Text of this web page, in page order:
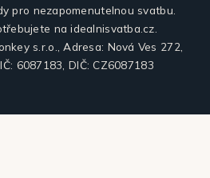
pro nezapomenutelnou svatbu.
na idealnisvatba.cz.
s.r.o., Adresa: Nová Ves 272,
6087183, DIČ: CZ6087183